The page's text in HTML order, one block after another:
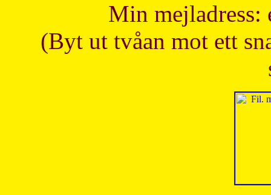
Min mejladress:
(Byt ut tvåan mot ett